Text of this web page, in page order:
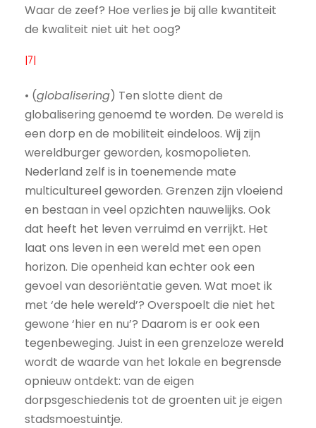
Waar de zeef? Hoe verlies je bij alle kwantiteit
de kwaliteit niet uit het oog?
|7|
• (globalisering) Ten slotte dient de
globalisering genoemd te worden. De wereld is
een dorp en de mobiliteit eindeloos. Wij zijn
wereldburger geworden, kosmopolieten.
Nederland zelf is in toenemende mate
multicultureel geworden. Grenzen zijn vloeiend
en bestaan in veel opzichten nauwelijks. Ook
dat heeft het leven verruimd en verrijkt. Het
laat ons leven in een wereld met een open
horizon. Die openheid kan echter ook een
gevoel van desoriëntatie geven. Wat moet ik
met ‘de hele wereld’? Overspoelt die niet het
gewone ‘hier en nu’? Daarom is er ook een
tegenbeweging. Juist in een grenzeloze wereld
wordt de waarde van het lokale en begrensde
opnieuw ontdekt: van de eigen
dorpsgeschiedenis tot de groenten uit je eigen
stadsmoestuintje.